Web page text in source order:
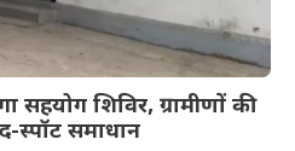
शिविर, ग्रामीणों की
समाधान